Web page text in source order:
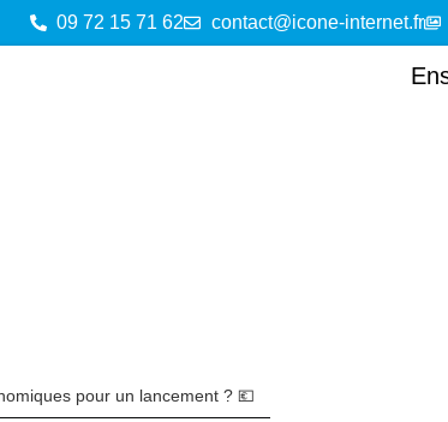
09 72 15 71 62 contact@icone-internet.fr
pour un lancement ? 💶